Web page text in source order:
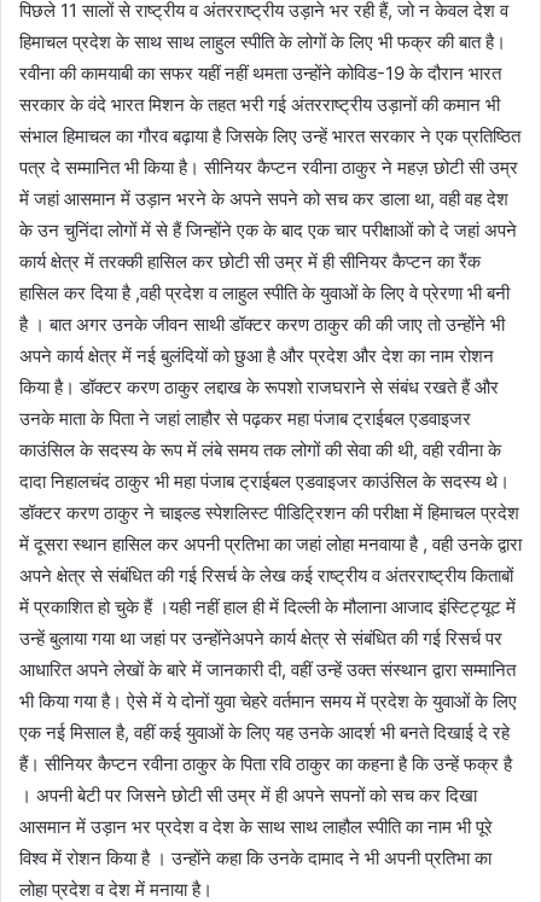
पिछले 11 सालों से राष्ट्रीय व अंतरराष्ट्रीय उड़ाने भर रही हैं, जो न केवल देश व
हिमाचल प्रदेश के साथ साथ लाहुल स्पीति के लोगों के लिए भी फक्र की बात है।
रवीना की कामयाबी का सफर यहीं नहीं थमता उन्होंने कोविड-19 के दौरान भारत
सरकार के वंदे भारत मिशन के तहत भरी गई अंतरराष्ट्रीय उड़ानों की कमान भी
संभाल हिमाचल का गौरव बढ़ाया है जिसके लिए उन्हें भारत सरकार ने एक प्रतिष्ठित
पत्र दे सम्मानित भी किया है। सीनियर कैप्टन रवीना ठाकुर ने महज़ छोटी सी उम्र
में जहां आसमान में उड़ान भरने के अपने सपने को सच कर डाला था, वही वह देश
के उन चुनिंदा लोगों में से हैं जिन्होंने एक के बाद एक चार परीक्षाओं को दे जहां अपने
कार्य क्षेत्र में तरक्की हासिल कर छोटी सी उम्र में ही सीनियर कैप्टन का रैंक
हासिल कर दिया है ,वही प्रदेश व लाहुल स्पीति के युवाओं के लिए वे प्रेरणा भी बनी
है । बात अगर उनके जीवन साथी डॉक्टर करण ठाकुर की की जाए तो उन्होंने भी
अपने कार्य क्षेत्र में नई बुलंदियों को छुआ है और प्रदेश और देश का नाम रोशन
किया है। डॉक्टर करण ठाकुर लद्दाख के रूपशो राजघराने से संबंध रखते हैं और
उनके माता के पिता ने जहां लाहौर से पढ़कर महा पंजाब ट्राईबल एडवाइजर
काउंसिल के सदस्य के रूप में लंबे समय तक लोगों की सेवा की थी, वही रवीना के
दादा निहालचंद ठाकुर भी महा पंजाब ट्राईबल एडवाइजर काउंसिल के सदस्य थे।
डॉक्टर करण ठाकुर ने चाइल्ड स्पेशलिस्ट पीडिट्रिशन की परीक्षा में हिमाचल प्रदेश
में दूसरा स्थान हासिल कर अपनी प्रतिभा का जहां लोहा मनवाया है , वही उनके द्वारा
अपने क्षेत्र से संबंधित की गई रिसर्च के लेख कई राष्ट्रीय व अंतरराष्ट्रीय किताबों
में प्रकाशित हो चुके हैं ।यही नहीं हाल ही में दिल्ली के मौलाना आजाद इंस्टिट्यूट में
उन्हें बुलाया गया था जहां पर उन्होंनेअपने कार्य क्षेत्र से संबंधित की गई रिसर्च पर
आधारित अपने लेखों के बारे में जानकारी दी, वहीं उन्हें उक्त संस्थान द्वारा सम्मानित
भी किया गया है। ऐसे में ये दोनों युवा चेहरे वर्तमान समय में प्रदेश के युवाओं के लिए
एक नई मिसाल है, वहीं कई युवाओं के लिए यह उनके आदर्श भी बनते दिखाई दे रहे
हैं। सीनियर कैप्टन रवीना ठाकुर के पिता रवि ठाकुर का कहना है कि उन्हें फक्र है
। अपनी बेटी पर जिसने छोटी सी उम्र में ही अपने सपनों को सच कर दिखा
आसमान में उड़ान भर प्रदेश व देश के साथ साथ लाहौल स्पीति का नाम भी पूरे
विश्व में रोशन किया है । उन्होंने कहा कि उनके दामाद ने भी अपनी प्रतिभा का
लोहा प्रदेश व देश में मनाया है।